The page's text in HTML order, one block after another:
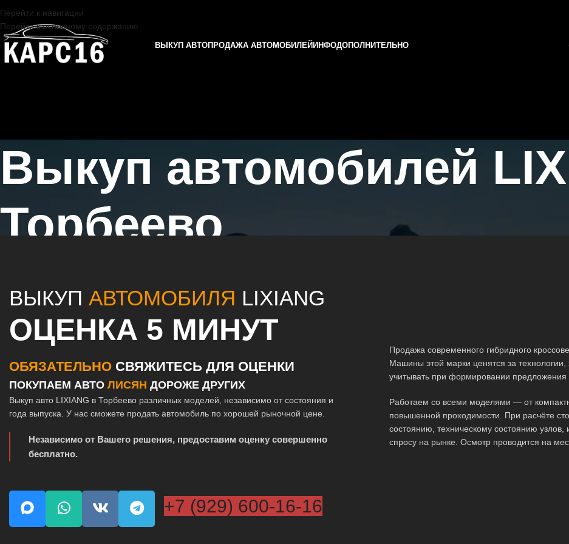
Перейти к навигации
Перейти к основному содержанию
ВЫКУП АВТОПРОДАЖА АВТОМОБИЛЕЙ ИНФОДОПОЛНИТЕЛЬНО
Выкуп автомобилей
Торбеево
ВЫКУП АВТОМОБИЛЯ LIXIANG
ОЦЕНКА 5 МИНУТ
ОБЯЗАТЕЛЬНО СВЯЖИТЕСЬ ДЛЯ ОЦЕНКИ
ПОКУПАЕМ АВТО ЛИСЯН ДОРОЖЕ ДРУГИХ
Выкуп авто LIXIANG в Торбеево различных моделей, независимо от состояния и
года выпуска. У нас сможете продать автомобиль по хорошей рыночной цене.
Независимо от Вашего решения, предоставим оценку совершенно
бесплатно.
+7 (929) 600-16-16
Продажа современного гибридного
Машины этой марки ценятся за
учитывать при формировании предложения
Работаем со всеми моделями — от
повышенной проходимости. При расчёте
состоянию, техническому состоянию
спросу на рынке. Осмотр проводится на